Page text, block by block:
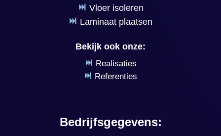
Vloer isoleren
Laminaat plaatsen
Bekijk ook onze:
Realisaties
Referenties
Bedrijfsgegevens: